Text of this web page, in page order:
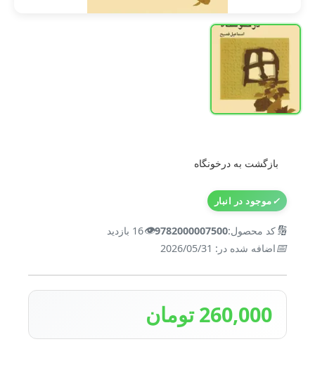
بازگشت به درخونگاه
✓موجود در انبار
🔢کد محصول:9782000007500
👁️16 بازدید
📅اضافه شده در: 2026/05/31
260,000 تومان